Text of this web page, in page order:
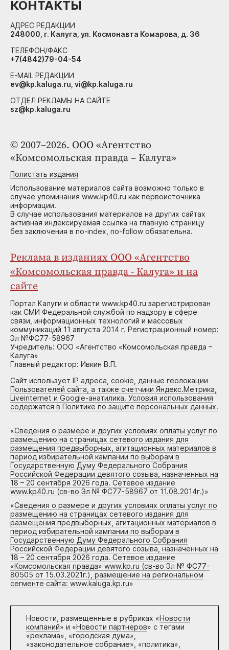
© 2007–2026. ООО «Агентство
«Комсомольская правда – Калуга»
Полистать издания
Использование материалов сайта возможно только в
случае упоминания www.kp40.ru как первоисточника
информации.
В случае использования материалов на других сайтах
активная индексируемая ссылка на главную страницу
без заключения в no-index, no-follow обязательна.
Реклама в изданиях ООО «Агентство
«Комсомольская правда - Калуга» и на
сайте
Портал Калуги и области www.kp40.ru зарегистрирован
как СМИ Федеральной службой по надзору в сфере
связи, информационных технологий и массовых
коммуникаций 11 августа 2014 г. Регистрационный номер:
Эл №ФС77-58967
Учредитель: ООО «Агентство «Комсомольская правда –
Калуга»
Главный редактор: Ивкин В.П.
Сайт использует IP адреса, cookie, данные геолокации
Пользователей сайта, а также счетчики Яндекс.Метрика,
Liveinternet и Google-анатилика. Условия использования
содержатся в Политике по защите персональных данных.
«Сведения о размере и других условиях оплаты услуг по
размещению на страницах сетевого издания для
размещения предвыборных, агитационных материалов в
период избирательной кампании по выборам в
Государственную Думу Федерального Собрания
Российской Федерации девятого созыва, назначенных на
18 – 20 сентября 2026 года. Сетевое издание
www.kp40.ru (св-во Эл № ФС77-58967 от 11.08.2014г.)»
«Сведения о размере и других условиях оплаты услуг по
размещению на страницах сетевого издания для
размещения предвыборных, агитационных материалов в
период избирательной кампании по выборам в
Государственную Думу Федерального Собрания
Российской Федерации девятого созыва, назначенных на
18 – 20 сентября 2026 года. Сетевое издание
«Комсомольская правда» www.kp.ru (св-во Эл № ФС77-
80505 от 15.03.2021г.), размещение на региональном
сегменте сайта: www.kaluga.kp.ru»
Новости, размещенные в рубриках «Новости
компаний» и «Новости партнеров» с тегами
«реклама», «городская дума»,
«законодательное собрание», «политика»,
КОНТАКТЫ
АДРЕС РЕДАКЦИИ
248000, г. Калуга, ул. Космонавта Комарова, д. 36
ТЕЛЕФОН/ФАКС
+7(4842)79-04-54
E-MAIL РЕДАКЦИИ
ev@kp.kaluga.ru, vi@kp.kaluga.ru
ОТДЕЛ РЕКЛАМЫ НА САЙТЕ
sz@kp.kaluga.ru